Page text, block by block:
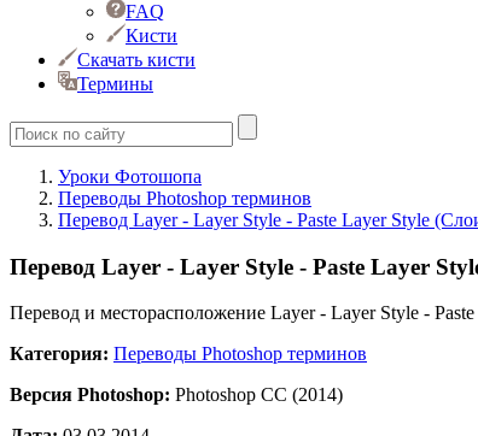
FAQ
Кисти
Скачать кисти
Термины
Уроки Фотошопа
Переводы Photoshop терминов
Перевод Layer - Layer Style - Paste Layer Style
Перевод Layer - Layer Style - Paste Layer
Перевод и месторасположение Layer - Layer Style -
Категория: Переводы Photoshop терминов
Версия Photoshop: Photoshop CC (2014)